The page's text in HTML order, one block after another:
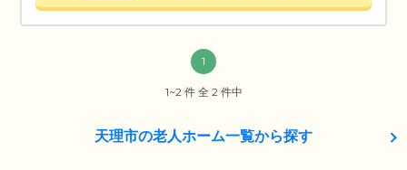
1
1~2 件 全 2 件中
天理市の老人ホーム一覧から探す